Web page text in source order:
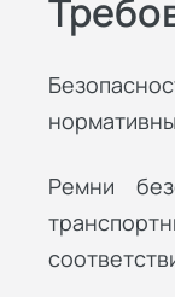
Ремни